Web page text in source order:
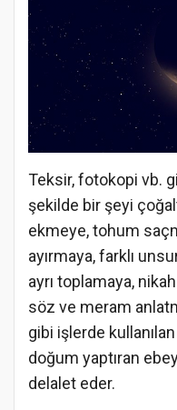
Teksir, fotokopi vb.
şekilde bir şeyi
ekmeye, tohum
ayırmaya, farklı
ayrı toplamaya,
söz ve meram
gibi işlerde
doğum yaptıran
delalet eder.